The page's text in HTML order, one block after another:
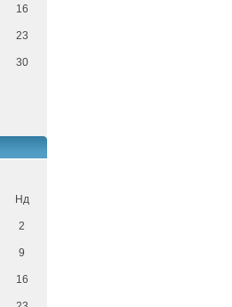
16
23
30
Нд
2
9
16